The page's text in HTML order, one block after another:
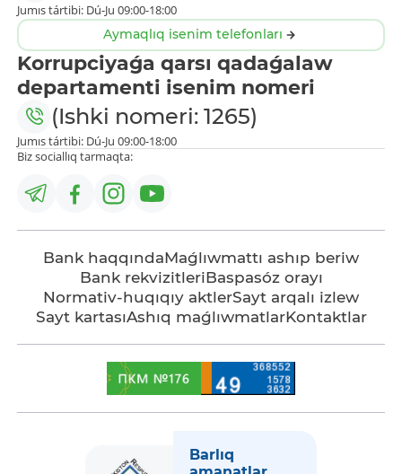
Jumıs tártibi: Dú-Ju 09:00-18:00
Aymaqlıq isenim telefonları
Korrupciyaǵa qarsı qadaǵalaw
departamenti isenim nomeri
(Ishki nomeri: 1265)
Jumıs tártibi: Dú-Ju 09:00-18:00
Biz sociallıq tarmaqta:
Bank haqqındaMaǵlıwmattı ashıp beriw
Bank rekvizitleriBaspasóz orayı
Normativ-huqıqıy aktlerSayt arqalı izlew
Sayt kartasıAshıq maǵlıwmatlarKontaktlar
Barlıq